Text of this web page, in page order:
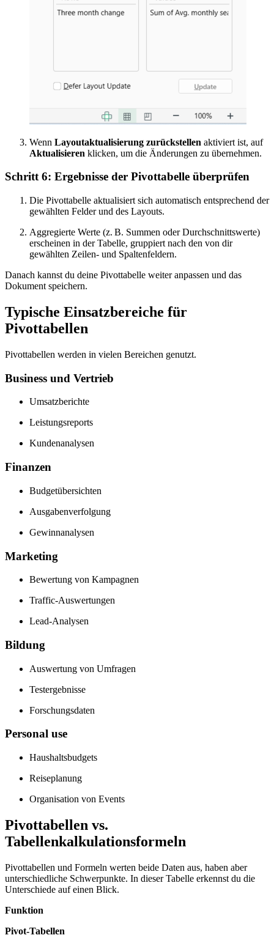
Wenn Layoutaktualisierung zurückstellen aktiviert ist, auf
Aktualisieren klicken, um die Änderungen zu übernehmen.
Schritt 6: Ergebnisse der Pivottabelle überprüfen
Die Pivottabelle aktualisiert sich automatisch entsprechend der
gewählten Felder und des Layouts.
Aggregierte Werte (z. B. Summen oder Durchschnittswerte)
erscheinen in der Tabelle, gruppiert nach den von dir
gewählten Zeilen- und Spaltenfeldern.
Danach kannst du deine Pivottabelle weiter anpassen und das
Dokument speichern.
Typische Einsatzbereiche für
Pivottabellen
Pivottabellen werden in vielen Bereichen genutzt.
Business und Vertrieb
Umsatzberichte
Leistungsreports
Kundenanalysen
Finanzen
Budgetübersichten
Ausgabenverfolgung
Gewinnanalysen
Marketing
Bewertung von Kampagnen
Traffic-Auswertungen
Lead-Analysen
Bildung
Auswertung von Umfragen
Testergebnisse
Forschungsdaten
Personal use
Haushaltsbudgets
Reiseplanung
Organisation von Events
Pivottabellen vs.
Tabellenkalkulationsformeln
Pivottabellen und Formeln werten beide Daten aus, haben aber
unterschiedliche Schwerpunkte. In dieser Tabelle erkennst du die
Unterschiede auf einen Blick.
Funktion
Pivot-Tabellen